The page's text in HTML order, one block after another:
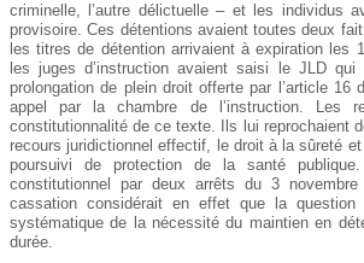
criminelle, l’autre délictuelle – et les individus
provisoire. Ces détentions avaient toutes deux
les titres de détention arrivaient à expiration les
les juges d’instruction avaient saisi le JLD
prolongation de plein droit offerte par l’article 16
appel par la chambre de l’instruction. Les
constitutionnalité de ce texte. Ils lui reprochaient
recours juridictionnel effectif, le droit à la sûreté
poursuivi de protection de la santé
constitutionnel par deux arrêts du 3
cassation considérait en effet que la question
systématique de la nécessité du maintien en
durée.